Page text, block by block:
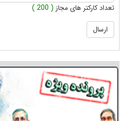
تعداد کارکتر های مجاز ( 200 )